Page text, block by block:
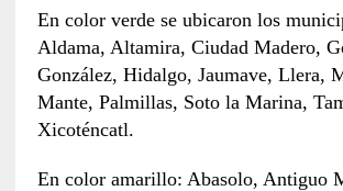
En color verde se ubicaron los
Aldama, Altamira, Ciudad Madero,
González, Hidalgo, Jaumave, Llera,
Mante, Palmillas, Soto la Marina,
Xicoténcatl.
En color amarillo: Abasolo, Antiguo